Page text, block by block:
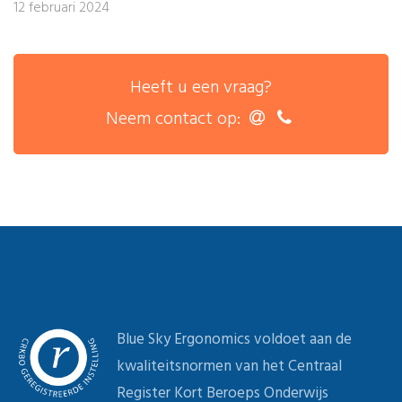
12 februari 2024
Heeft u een vraag?
Neem contact op:
Blue Sky Ergonomics voldoet aan de
kwaliteitsnormen van het Centraal
Register Kort Beroeps Onderwijs